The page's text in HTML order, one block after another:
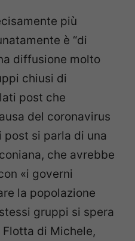
più
è “di
diffusione molto
chiusi di
post che
del coronavirus
post si parla di una
che avrebbe
«i governi
la popolazione
gruppi si spera
di Michele,